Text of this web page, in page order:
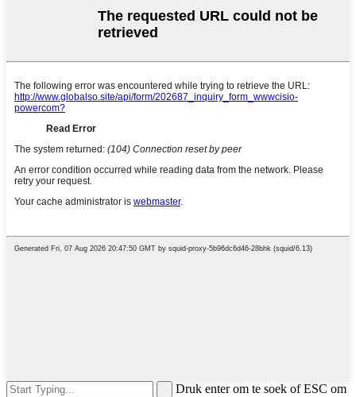
Druk enter om te soek of ESC om